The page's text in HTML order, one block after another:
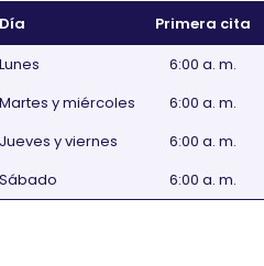
Día Primera cita
Lunes
6:00 a. m.
Martes y miércoles
6:00 a. m.
Jueves y viernes
6:00 a. m.
Sábado
6:00 a. m.